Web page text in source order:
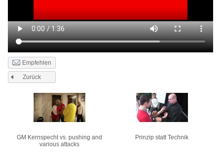
Empfehlen
Zurück
GM Kernspecht vs. pushing and
various attacks
Prinzip statt Technik
Seiten